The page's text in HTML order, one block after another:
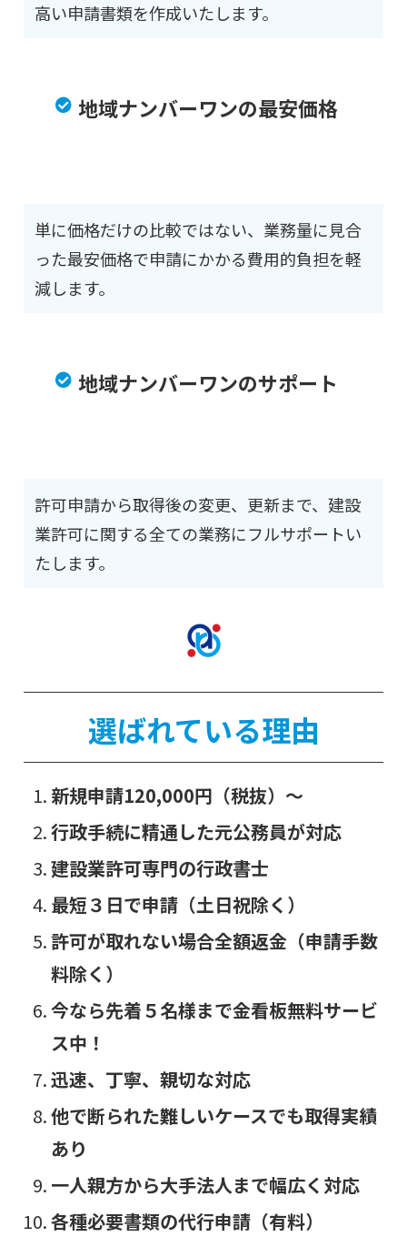
高い申請書類を作成いたします。
地域ナンバーワンの最安価格
単に価格だけの比較ではない、業務量に見合
った最安価格で申請にかかる費用的負担を軽
減します。
地域ナンバーワンのサポート
許可申請から取得後の変更、更新まで、建設
業許可に関する全ての業務にフルサポートい
たします。
選ばれている理由
新規申請120,000円（税抜）～
行政手続に精通した元公務員が対応
建設業許可専門の行政書士
最短３日で申請（土日祝除く）
許可が取れない場合全額返金（申請手数
料除く）
今なら先着５名様まで金看板無料サービ
ス中！
迅速、丁寧、親切な対応
他で断られた難しいケースでも取得実績
あり
一人親方から大手法人まで幅広く対応
各種必要書類の代行申請（有料）